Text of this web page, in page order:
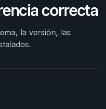
correcta
la versión, las